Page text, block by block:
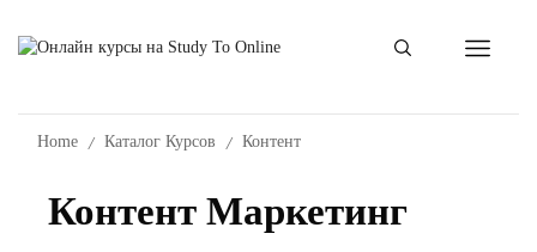
Home / Каталог Курсов / Контент
Контент Маркетинг